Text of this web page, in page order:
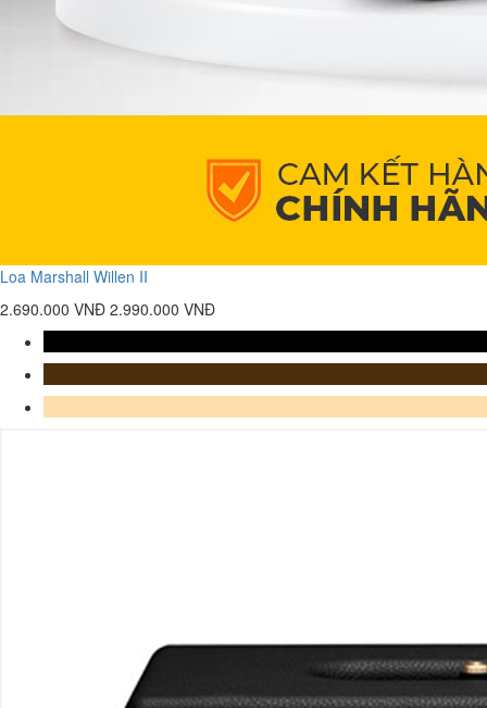
Loa Marshall Willen II
2.690.000 VNĐ 2.990.000 VNĐ